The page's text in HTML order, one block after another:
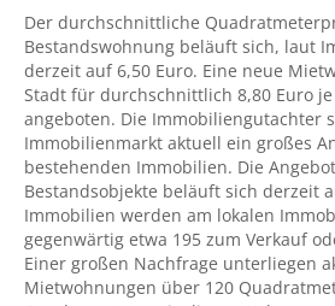
Der durchschnittliche
Bestandswohnung beläuft sich, laut
derzeit auf 6,50 Euro. Eine neue
Stadt für durchschnittlich 8,80 Euro
angeboten. Die Immobiliengutachter
Immobilienmarkt aktuell ein großes
bestehenden Immobilien. Die
Bestandsobjekte beläuft sich derzeit
Immobilien werden am lokalen
gegenwärtig etwa 195 zum Verkauf
Einer großen Nachfrage unterliegen
Mietwohnungen über 120